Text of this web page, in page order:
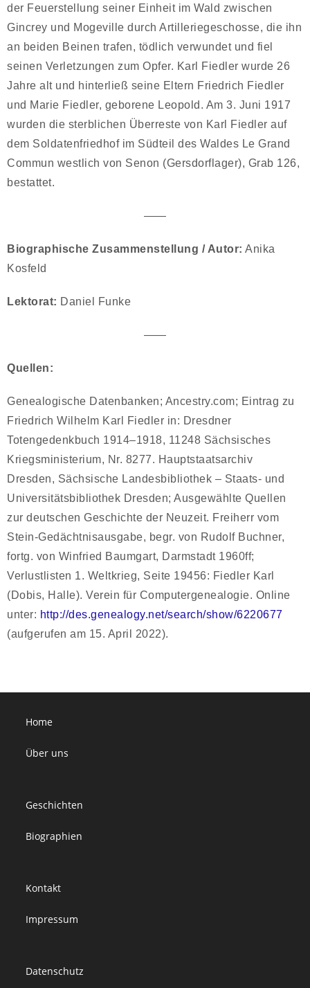
der Feuerstellung seiner Einheit im Wald zwischen
Gincrey und Mogeville durch Artilleriegeschosse, die ihn
an beiden Beinen trafen, tödlich verwundet und fiel
seinen Verletzungen zum Opfer. Karl Fiedler wurde 26
Jahre alt und hinterließ seine Eltern Friedrich Fiedler
und Marie Fiedler, geborene Leopold. Am 3. Juni 1917
wurden die sterblichen Überreste von Karl Fiedler auf
dem Soldatenfriedhof im Südteil des Waldes Le Grand
Commun westlich von Senon (Gersdorflager), Grab 126,
bestattet.
——
Biographische Zusammenstellung / Autor: Anika
Kosfeld
Lektorat: Daniel Funke
——
Quellen:
Genealogische Datenbanken; Ancestry.com; Eintrag zu
Friedrich Wilhelm Karl Fiedler in: Dresdner
Totengedenkbuch 1914–1918, 11248 Sächsisches
Kriegsministerium, Nr. 8277. Hauptstaatsarchiv
Dresden, Sächsische Landesbibliothek – Staats- und
Universitätsbibliothek Dresden; Ausgewählte Quellen
zur deutschen Geschichte der Neuzeit. Freiherr vom
Stein-Gedächtnisausgabe, begr. von Rudolf Buchner,
fortg. von Winfried Baumgart, Darmstadt 1960ff;
Verlustlisten 1. Weltkrieg, Seite 19456: Fiedler Karl
(Dobis, Halle). Verein für Computergenealogie. Online
unter: http://des.genealogy.net/search/show/6220677
(aufgerufen am 15. April 2022).
Home
Über uns
Geschichten
Biographien
Kontakt
Impressum
Datenschutz